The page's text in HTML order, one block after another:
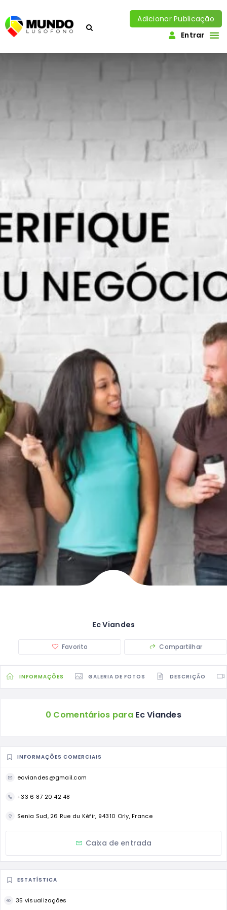
Adicionar Publicação
Entrar
Ec Viandes
Favorito Compartilhar
INFORMAÇÕES GALERIA DE FOTOS DESCRIÇÃO
0 Comentários paraEc Viandes
INFORMAÇÕES COMERCIAIS
ecviandes@gmail.com
+33 6 87 20 42 48
Senia Sud, 26 Rue du Kéfir, 94310 Orly, France
Caixa de entrada
ESTATÍSTICA
35 visualizações